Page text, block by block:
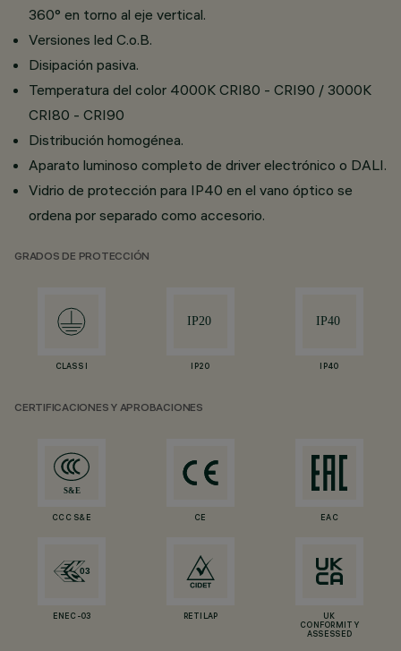
360° en torno al eje vertical.
Versiones led C.o.B.
Disipación pasiva.
Temperatura del color 4000K CRI80 - CRI90 / 3000K
CRI80 - CRI90
Distribución homogénea.
Aparato luminoso completo de driver electrónico o DALI.
Vidrio de protección para IP40 en el vano óptico se
ordena por separado como accesorio.
GRADOS DE PROTECCIÓN
CLASS I IP20 IP40
CERTIFICACIONES Y APROBACIONES
CCC S&E CE EAC
ENEC-03 RETILAP
UK
CONFORMITY
ASSESSED